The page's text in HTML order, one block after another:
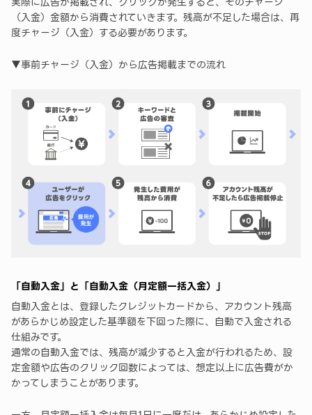
（入金）金額から消費されていきます。残高が不足した場合は、再
度チャージ（入金）する必要があります。
▼事前チャージ（入金）から広告掲載までの流れ
「自動入金」と「自動入金（月定額一括入金）」
自動入金とは、登録したクレジットカードから、アカウント残高
があらかじめ設定した基準額を下回った際に、自動で入金される
仕組みです。
通常の自動入金では、残高が減少すると入金が行われるため、設
定金額や広告のクリック回数によっては、想定以上に広告費がか
かってしまうことがあります。